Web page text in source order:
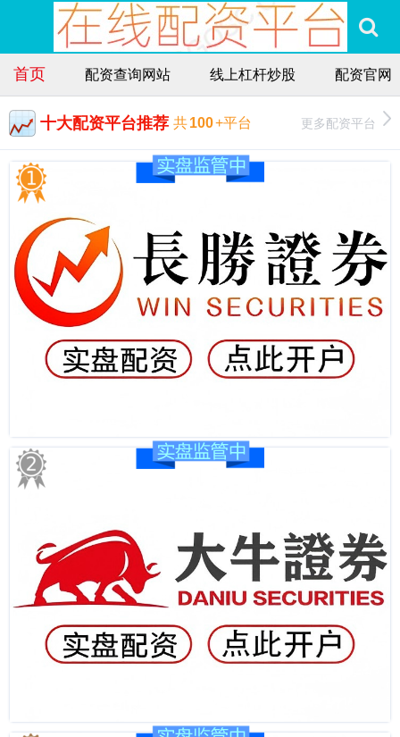
首页 配资查询网站 线上杠杆炒股 配资官网
十大配资平台推荐 共100+平台 更多配资平台